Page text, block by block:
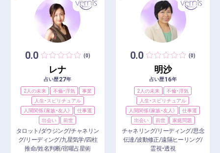
0.0 (0)
レナ
占い歴27年
2人の未来
不倫・浮気
事業
人生・スピリチュアル
人間関係（家族・友人）
仕事運
出会い
前世
タロット/ダウジング/チャネリン
グ/リーディング/九星気学/四柱
推命/姓名判断/宿曜占星術
0.0 (0)
明沙
占い歴16年
2人の未来
不倫・浮気
人生・スピリチュアル
人間関係（家族・友人）
仕事運
出会い
前世 家庭問題
チャネリング/リーディング/思念
伝達/波動修正/遠隔ヒーリング/
霊視・透視